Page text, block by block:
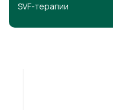
SVF-терапии